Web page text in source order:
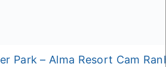
Park – Alma Resort Cam